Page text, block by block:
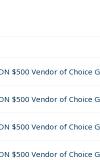
$500 Vendor of Choice
$500 Vendor of Choice
$500 Vendor of Choice
$500 Vendor of Choice